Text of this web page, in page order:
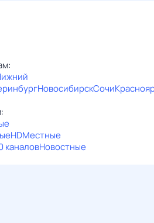
НовосибирскСочи
HDМестные
каналовНовостные